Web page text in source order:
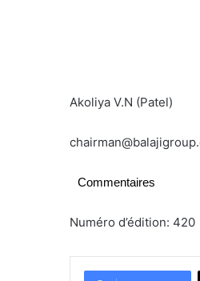
Akoliya
Commentaires
Numéro d’édition: 420